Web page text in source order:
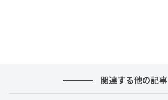
関連する他の記事